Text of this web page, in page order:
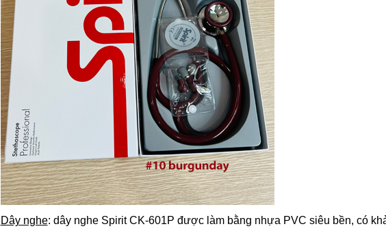
Dây nghe: dây nghe Spirit CK-601P được làm bằng nhựa PVC siêu bền, có